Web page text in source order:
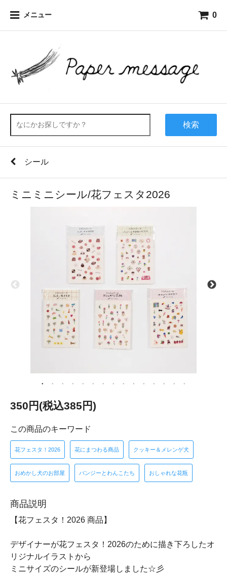
メニュー 0
検索
シール
ミニミニシール/花フェスタ2026
350円(税込385円)
この商品のキーワード
花フェスタ！2026 花にまつわる商品 クッキー＆メレンゲ犬
おめかし犬のお部屋 パンジーとわんこたち おしゃれな花瓶
商品説明
【花フェスタ！2026 商品】
デザイナーが花フェスタ！2026のために描き下ろしたオ
リジナルイラストから
ミニサイズのシールが新登場しました☆彡